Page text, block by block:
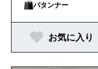
パタンナー
お気に入り